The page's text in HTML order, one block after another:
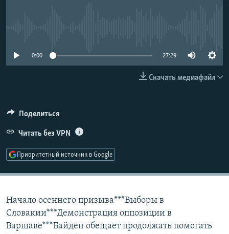
СОЦИАЛЬНЫЕ СЕТИ
0:00 27:29
Скачать медиафайл
Поделиться
Читать без VPN
Приоритетный источник в Google
Начало осеннего призыва***Выборы в
Словакии***Демонстрация оппозиции в
Варшаве***Байден обещает продолжать помогать